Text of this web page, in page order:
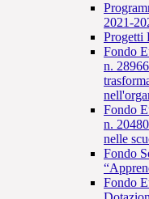
2021-
Progetti
Fondo
n.
Fondo
n.
nelle
Fondo
Fondo